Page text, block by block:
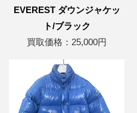
EVEREST ダウンジャケッ
ト/ブラック
買取価格：25,000円